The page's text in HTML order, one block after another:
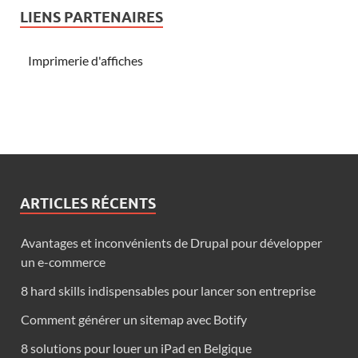
LIENS PARTENAIRES
Imprimerie d'affiches
ARTICLES RÉCENTS
Avantages et inconvénients de Drupal pour développer
un e-commerce
8 hard skills indispensables pour lancer son entreprise
Comment générer un sitemap avec Botify
8 solutions pour louer un iPad en Belgique